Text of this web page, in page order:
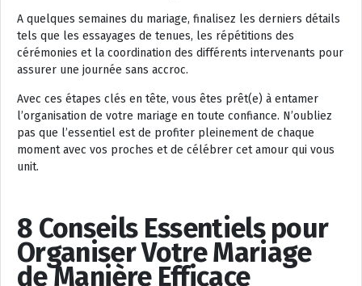
A quelques semaines du mariage, finalisez les derniers détails
tels que les essayages de tenues, les répétitions des
cérémonies et la coordination des différents intervenants pour
assurer une journée sans accroc.
Avec ces étapes clés en tête, vous êtes prêt(e) à entamer
l’organisation de votre mariage en toute confiance. N’oubliez
pas que l’essentiel est de profiter pleinement de chaque
moment avec vos proches et de célébrer cet amour qui vous
unit.
8 Conseils Essentiels pour
Organiser Votre Mariage
de Manière Efficace